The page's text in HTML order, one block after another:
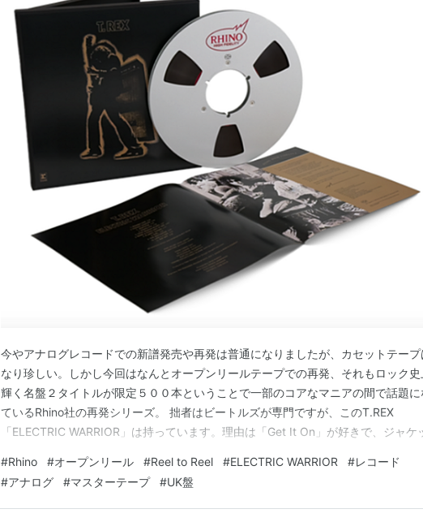
今やアナログレコードでの新譜発売や再発は普通になりましたが、カセットテー
なり珍しい。しかし今回はなんとオープンリールテープでの再発、それもロック史
輝く名盤２タイトルが限定５００本ということで一部のコアなマニアの間で話題に
ているRhino社の再発シリーズ。 拙者はビートルズが専門ですが、このT.REX
「ELECTRIC WARRIOR」は持っています。理由は「Get It On」が好きで、ジャケ
にはいろんな意見、評判が上がっています。 Rhino社の解説には「オリジナルのフ
ト・アナ…
#Rhino #オープンリール #Reel to Reel #ELECTRIC WARRIOR #レコード
#アナログ #マスターテープ #UK盤